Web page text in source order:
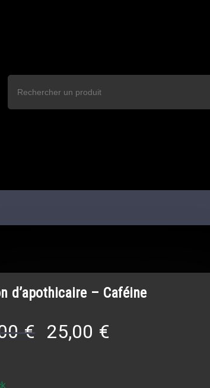
d’apothicaire – Caféine
€ 25,00 €